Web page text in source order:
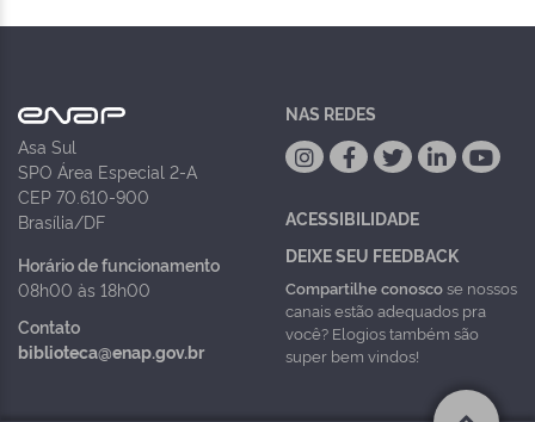
Asa Sul
SPO Área Especial 2-A
CEP 70.610-900
Brasília/DF
Horário de funcionamento
08h00 às 18h00
Contato
biblioteca@enap.gov.br
NAS REDES
ACESSIBILIDADE
DEIXE SEU FEEDBACK
Compartilhe conoscose nossos
canais estão adequados pra
você? Elogios também são
super bem vindos!